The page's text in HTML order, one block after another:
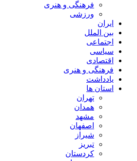
فرهنگی و هنری
ورزشی
ایران
بین الملل
اجتماعی
سیاسی
اقتصادی
فرهنگی و هنری
یادداشت
استان ها
تهران
همدان
مشهد
اصفهان
شیراز
تبریز
کردستان